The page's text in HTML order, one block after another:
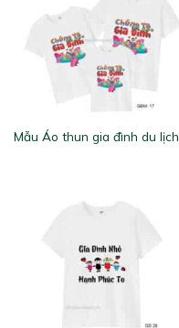
Mẫu Áo thun gia đình du lịch